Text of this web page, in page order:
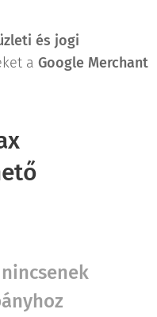
és jogi
a Google Merchant